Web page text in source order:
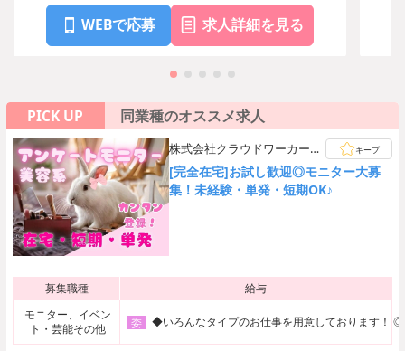
WEBで応募 求人詳細を見る
PICK UP 同業種のオススメ求人
株式会社クラウドワーカー
【ご自宅でのお仕事】
キープ
[完全在宅]お試し歓迎◎モニター大募
集！未経験・単発・短期OK♪
募集職種
給与
モニター、イベン
ト・芸能その他
委 ◆いろんなタイプのお仕事を用意しております！